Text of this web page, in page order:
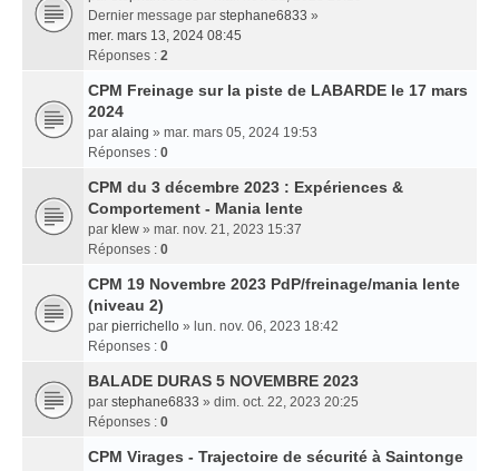
Dernier message par stephane6833 »
mer. mars 13, 2024 08:45
Réponses : 2
CPM Freinage sur la piste de LABARDE le 17 mars
2024
par alaing » mar. mars 05, 2024 19:53
Réponses : 0
CPM du 3 décembre 2023 : Expériences &
Comportement - Mania lente
par klew » mar. nov. 21, 2023 15:37
Réponses : 0
CPM 19 Novembre 2023 PdP/freinage/mania lente
(niveau 2)
par pierrichello » lun. nov. 06, 2023 18:42
Réponses : 0
BALADE DURAS 5 NOVEMBRE 2023
par stephane6833 » dim. oct. 22, 2023 20:25
Réponses : 0
CPM Virages - Trajectoire de sécurité à Saintonge